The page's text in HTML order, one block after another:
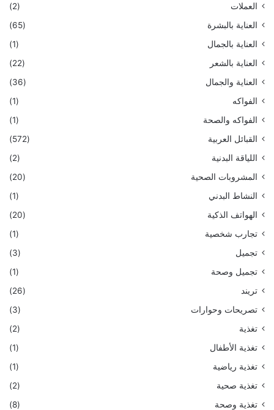
العملات
(2)
العناية بالبشرة
(65)
العناية بالجمال
(1)
العناية بالشعر
(22)
العناية والجمال
(36)
الفواكه
(1)
الفواكه والصحة
(1)
القبائل العربية
(572)
اللياقة البدنية
(2)
المشروبات الصحية
(20)
النشاط البدني
(1)
الهواتف الذكية
(20)
تجارب شخصية
(1)
تجميل
(3)
تجميل وصحة
(1)
تريند
(26)
تصريحات وحوارات
(3)
تغذية
(2)
تغذية الأطفال
(1)
تغذية رياضية
(1)
تغذية صحية
(2)
تغذية وصحة
(8)